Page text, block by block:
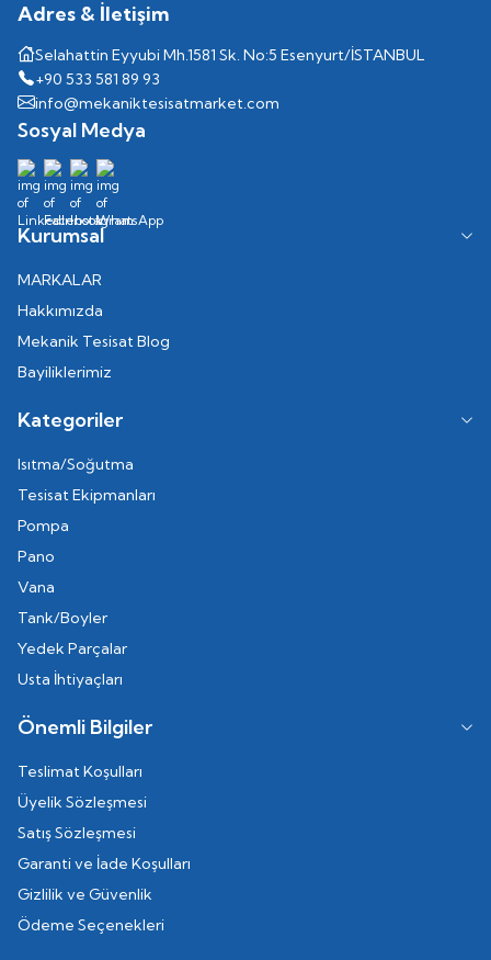
Adres & İletişim
Selahattin Eyyubi Mh.1581 Sk. No:5 Esenyurt/İSTANBUL
+90 533 581 89 93
info@mekaniktesisatmarket.com
Sosyal Medya
Kurumsal
MARKALAR
Hakkımızda
Mekanik Tesisat Blog
Bayiliklerimiz
Kategoriler
Isıtma/Soğutma
Tesisat Ekipmanları
Pompa
Pano
Vana
Tank/Boyler
Yedek Parçalar
Usta İhtiyaçları
Önemli Bilgiler
Teslimat Koşulları
Üyelik Sözleşmesi
Satış Sözleşmesi
Garanti ve İade Koşulları
Gizlilik ve Güvenlik
Ödeme Seçenekleri